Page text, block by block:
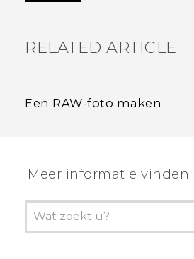
RELATED ARTICLE
Een RAW-foto maken
Meer informatie vinden